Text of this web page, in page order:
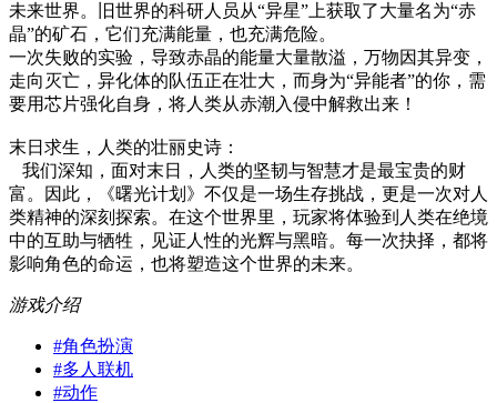
未来世界。旧世界的科研人员从“异星”上获取了大量名为“赤
晶”的矿石，它们充满能量，也充满危险。
一次失败的实验，导致赤晶的能量大量散溢，万物因其异变，
走向灭亡，异化体的队伍正在壮大，而身为“异能者”的你，需
要用芯片强化自身，将人类从赤潮入侵中解救出来！
末日求生，人类的壮丽史诗：
我们深知，面对末日，人类的坚韧与智慧才是最宝贵的财
富。因此，《曙光计划》不仅是一场生存挑战，更是一次对人
类精神的深刻探索。在这个世界里，玩家将体验到人类在绝境
中的互助与牺牲，见证人性的光辉与黑暗。每一次抉择，都将
影响角色的命运，也将塑造这个世界的未来。
游戏介绍
#角色扮演
#多人联机
#动作